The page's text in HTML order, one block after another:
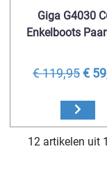
Giga G4030
Enkelboots
€ 119,95€
12 artikelen uit